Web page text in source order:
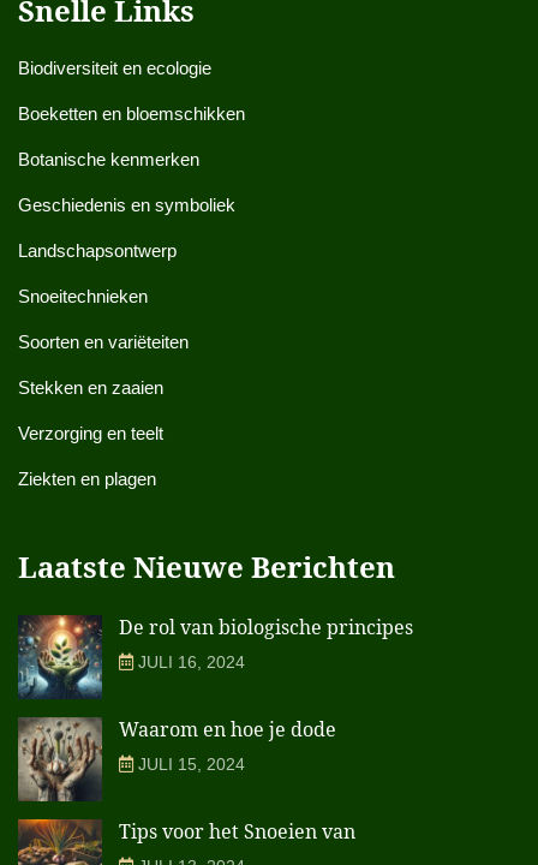
Snelle Links
Biodiversiteit en ecologie
Boeketten en bloemschikken
Botanische kenmerken
Geschiedenis en symboliek
Landschapsontwerp
Snoeitechnieken
Soorten en variëteiten
Stekken en zaaien
Verzorging en teelt
Ziekten en plagen
Laatste Nieuwe Berichten
De rol van biologische principes
JULI 16, 2024
Waarom en hoe je dode
JULI 15, 2024
Tips voor het Snoeien van